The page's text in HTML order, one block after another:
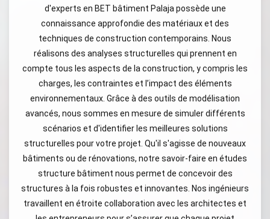
d'experts en BET bâtiment Palaja possède une
connaissance approfondie des matériaux et des
techniques de construction contemporains. Nous
réalisons des analyses structurelles qui prennent en
compte tous les aspects de la construction, y compris les
charges, les contraintes et l’impact des éléments
environnementaux. Grâce à des outils de modélisation
avancés, nous sommes en mesure de simuler différents
scénarios et d'identifier les meilleures solutions
structurelles pour votre projet. Qu'il s'agisse de nouveaux
bâtiments ou de rénovations, notre savoir-faire en études
structure bâtiment nous permet de concevoir des
structures à la fois robustes et innovantes. Nos ingénieurs
travaillent en étroite collaboration avec les architectes et